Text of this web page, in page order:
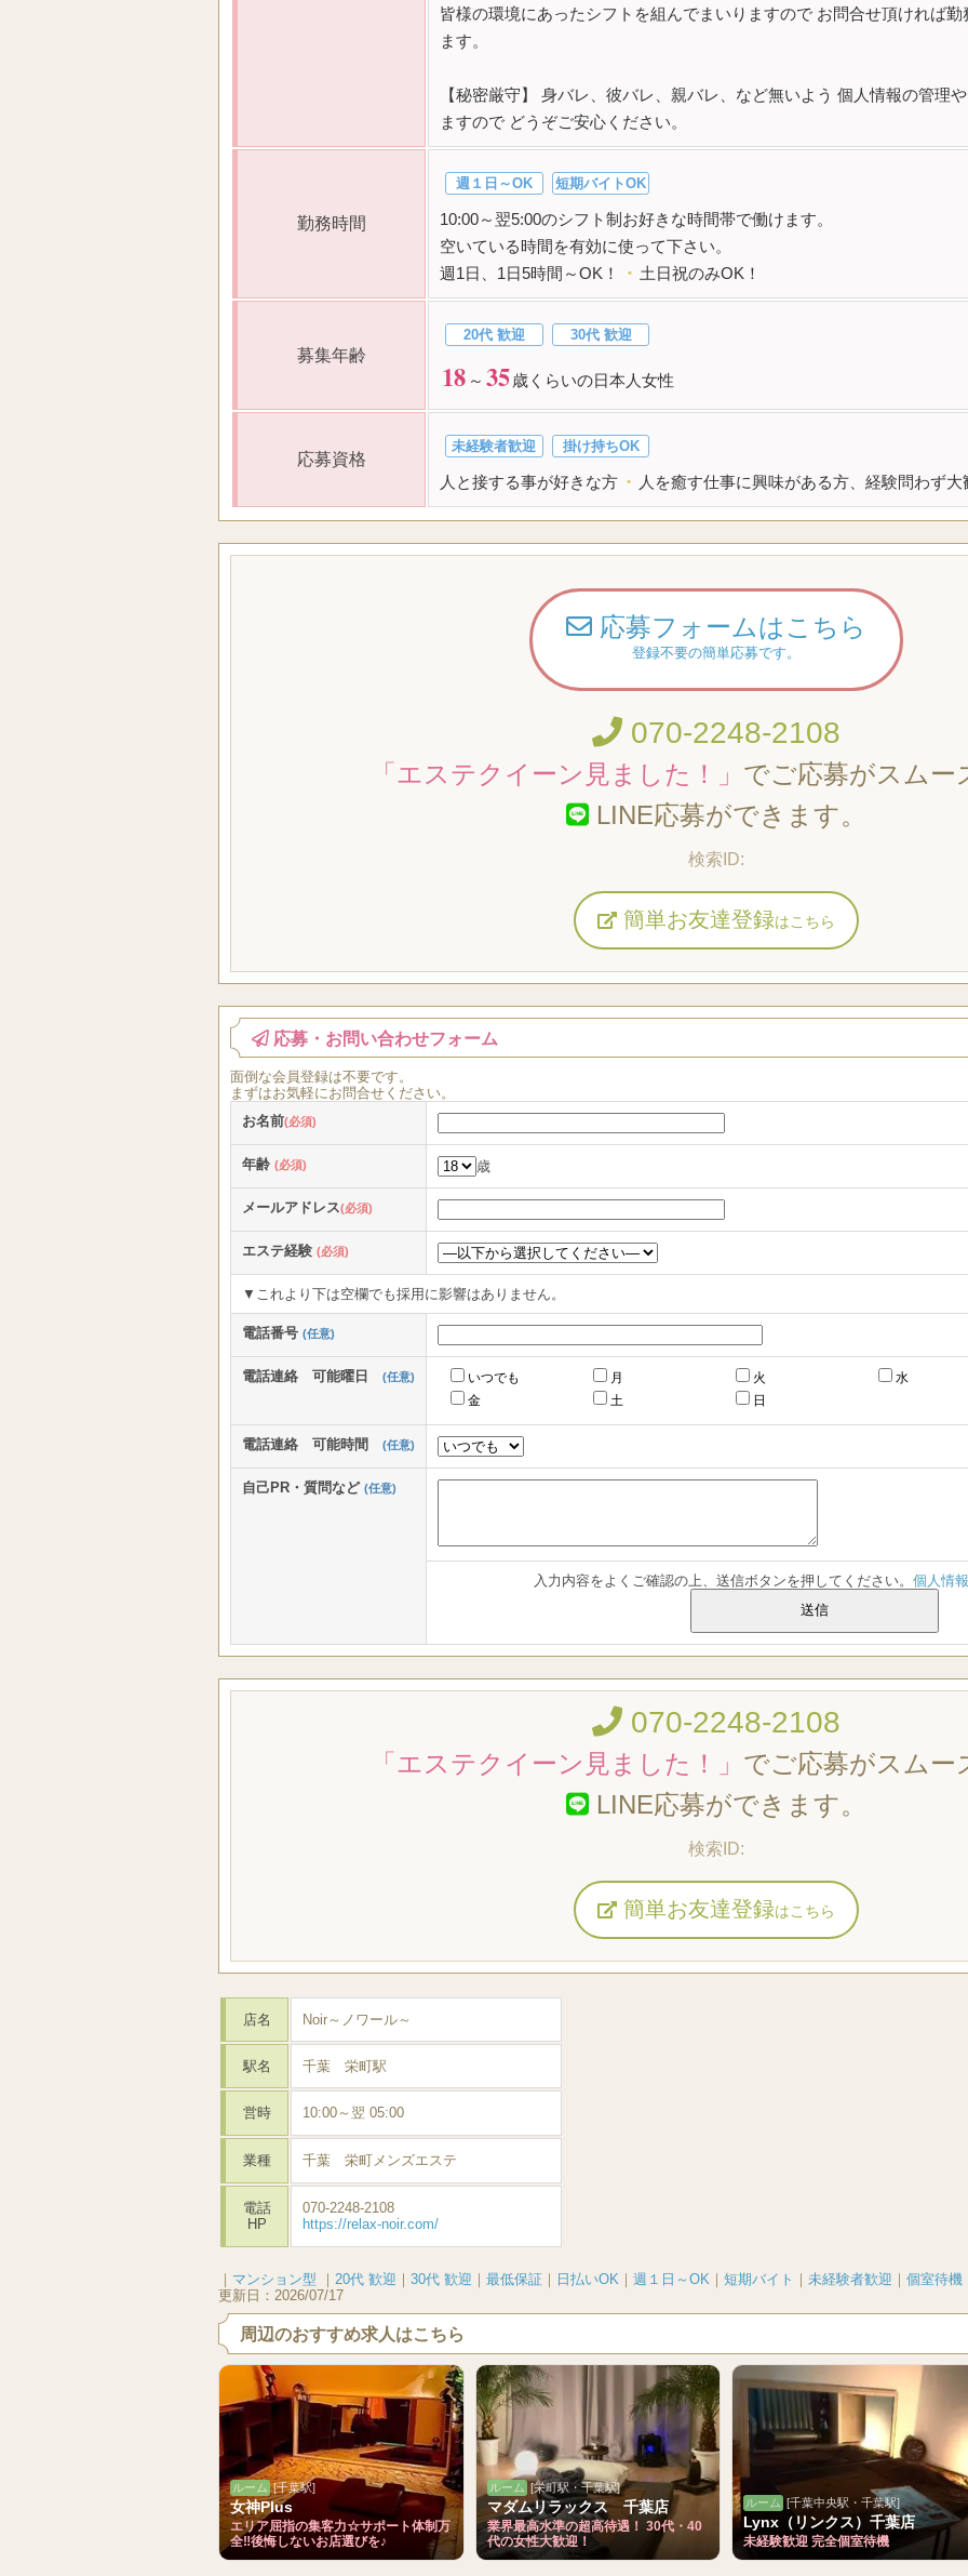
皆様の環境にあったシフトを組んでまいりますので お問合せ頂ければ
ます。
【秘密厳守】 身バレ、彼バレ、親バレ、など無いよう 個人情報の管理
ますので どうぞご安心ください。
勤務時間
週１日～OK 短期バイトOK
10:00～翌5:00のシフト制お好きな時間帯で働けます。
空いている時間を有効に使って下さい。
週1日、1日5時間～OK！
・ 土日祝のみOK！
募集年齢
20代 歓迎 30代 歓迎
18 ～ 35歳くらいの日本人女性
応募資格
未経験者歓迎 掛け持ちOK
人と接する事が好きな方 ・ 人を癒す仕事に興味がある方、経験問わず大
応募フォームはこちら
登録不要の簡単応募です。
070-2248-2108
「エステクイーン見ました！」 でご応募がスムー
LINE応募ができます。
簡単お友達登録はこちら
応募・お問い合わせフォーム
面倒な会員登録は不要です。
まずはお気軽にお問合せください。
お名前(必須)
年齢 (必須) 歳
メールアドレス(必須)
エステ経験 (必須)
▼これより下は空欄でも採用に影響はありません。
電話番号 (任意)
電話連絡 可能曜日 (任意) いつでも 月 火
水
金
土 日
電話連絡 可能時間 (任意)
自己PR・質問など (任意)
入力内容をよくご確認の上、送信ボタンを押してください。 個人情
070-2248-2108
「エステクイーン見ました！」 でご応募がスムー
LINE応募ができます。
簡単お友達登録はこちら
店名 Noir～ノワール～
駅名 千葉 栄町駅
営時 10:00～翌 05:00
業種 千葉 栄町メンズエステ
電話
HP
070-2248-2108
https://relax-noir.com/
｜ マンション型 ｜ 20代 歓迎 ｜ 30代 歓迎 ｜ 最低保証 ｜ 日払いOK ｜ 週１日～OK ｜ 短期バイト ｜ 未経験者歓迎 ｜ 個室待機
更新日： 2026/07/17
周辺のおすすめ求人はこちら
ルーム [千葉駅]
女神Plus
エリア屈指の集客力☆サポート体制万
全‼後悔しないお店選びを♪
ルーム [栄町駅・千葉駅]
マダムリラックス 千葉店
業界最高水準の超高待遇！ 30代・40
代の女性大歓迎！
ルーム [千葉中央駅・千葉駅]
Lynx（リンクス）千葉店
未経験歓迎 完全個室待機